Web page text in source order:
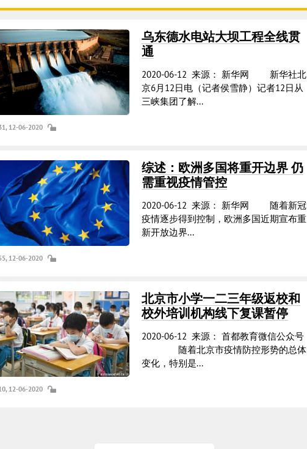
12-06-2020
乌东德水电站大坝工程全线贯
通
2020-06-12 来源： 新华网 新华社北
京6月12日电（记者侯雪静）记者12日从
三峡集团了解...
12-06-2020
综述：欧洲多国将重开边界 仍
需重视疫情管控
2020-06-12 来源： 新华网 随着新冠
疫情逐步得到控制，欧洲多国近期宣布重
新开放边界...
12-06-2020
北京市小学一二三年级返校和
校外培训机构线下复课暂停
2020-06-12 来源： 首都教育微信公众号
随着北京市疫情防控形势的总体
变化，特别是...